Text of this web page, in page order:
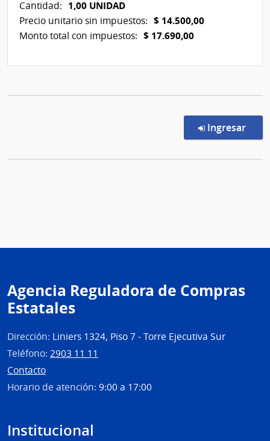
Cantidad: 1,00 UNIDAD
Precio unitario sin impuestos: $ 14.500,00
Monto total con impuestos: $ 17.690,00
Ingresar
Agencia Reguladora de Compras
Estatales
Dirección: Liniers 1324, Piso 7 - Torre Ejecutiva Sur
Teléfono: 2903 11 11
Contacto
Horario de atención: 9:00 a 17:00
Institucional